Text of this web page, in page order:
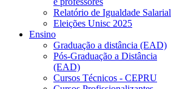
Relatório de Igualdade Salarial
Eleições Unisc 2025
Ensino
Graduação a distância (EAD)
Pós-Graduação a Distância
(EAD)
Cursos Técnicos - CEPRU